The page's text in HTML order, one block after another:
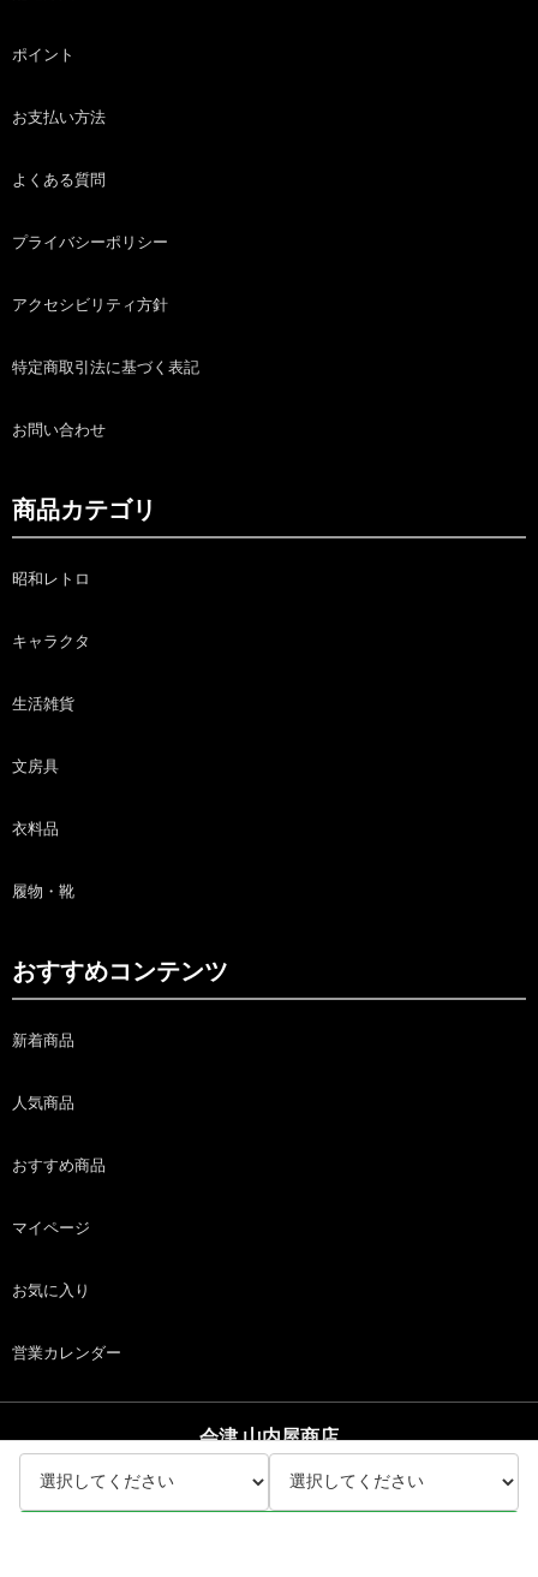
ポイント
お支払い方法
よくある質問
プライバシーポリシー
アクセシビリティ方針
特定商取引法に基づく表記
お問い合わせ
商品カテゴリ
昭和レトロ
キャラクタ
生活雑貨
文房具
衣料品
履物・靴
おすすめコンテンツ
新着商品
人気商品
おすすめ商品
マイページ
お気に入り
営業カレンダー
会津 山内屋商店
copyright (c) 会津 山内屋商店 all rights reserved.
ホーム カート